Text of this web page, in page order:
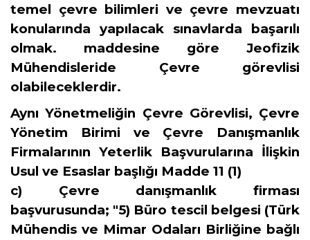
temel çevre bilimleri ve çevre mevzuatı
konularında yapılacak sınavlarda başarılı
olmak. maddesine göre Jeofizik
Mühendisleride Çevre görevlisi
olabileceklerdir.
Aynı Yönetmeliğin Çevre Görevlisi, Çevre
Yönetim Birimi ve Çevre Danışmanlık
Firmalarının Yeterlik Başvurularına İlişkin
Usul ve Esaslar başlığı Madde 11 (1)
c) Çevre danışmanlık firması
başvurusunda; "5) Büro tescil belgesi (Türk
Mühendis ve Mimar Odaları Birliğine bağlı